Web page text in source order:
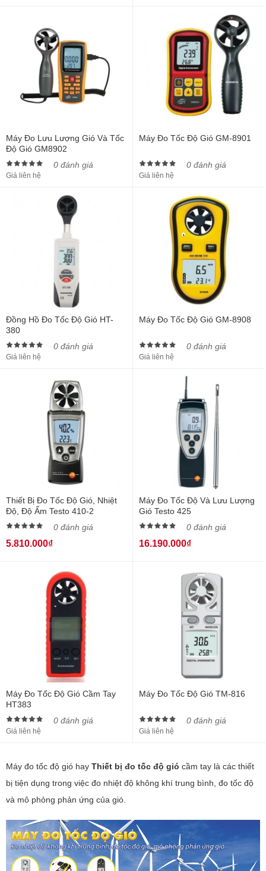
Máy Đo Lưu Lượng Gió Và Tốc
Độ Gió GM8902
0 đánh giá
Giá liên hệ
Máy Đo Tốc Độ Gió GM-8901
0 đánh giá
Giá liên hệ
Đồng Hồ Đo Tốc Độ Gió HT-
380
0 đánh giá
Giá liên hệ
Máy Đo Tốc Độ Gió GM-8908
0 đánh giá
Giá liên hệ
Thiết Bị Đo Tốc Độ Gió, Nhiệt
Độ, Độ Ẩm Testo 410-2
0 đánh giá
5.810.000₫
Máy Đo Tốc Độ Và Lưu Lượng
Gió Testo 425
0 đánh giá
16.190.000₫
Máy Đo Tốc Độ Gió Cầm Tay
HT383
0 đánh giá
Giá liên hệ
Máy Đo Tốc Độ Gió TM-816
0 đánh giá
Giá liên hệ
Máy đo tốc độ gió hay Thiết bị đo tốc độ gió cầm tay là các thiết
bị tiện dụng trong việc đo nhiệt độ không khí trung bình, đo tốc độ
và mô phỏng phản ứng của gió.